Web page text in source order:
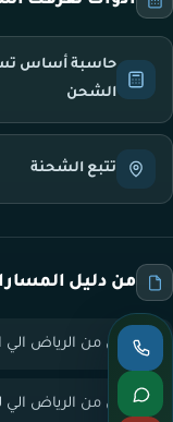
حاسبة أساس
الشحن
تتبع الشحنة
من دليل
شحن من الرياض الي
شحن من الرياض الي